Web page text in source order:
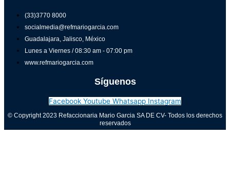
(33)3770 8000
socialmedia@refmariogarcia.com
Guadalajara, Jalisco, México
Lunes a Viernes / 08:30 am - 07:00 pm
www.refmariogarcia.com
Síguenos
Facebook Youtube Whatsapp Instagram
© Copyright 2023 Refaccionaria Mario Garcia SA DE CV- Todos los derechos
reservados